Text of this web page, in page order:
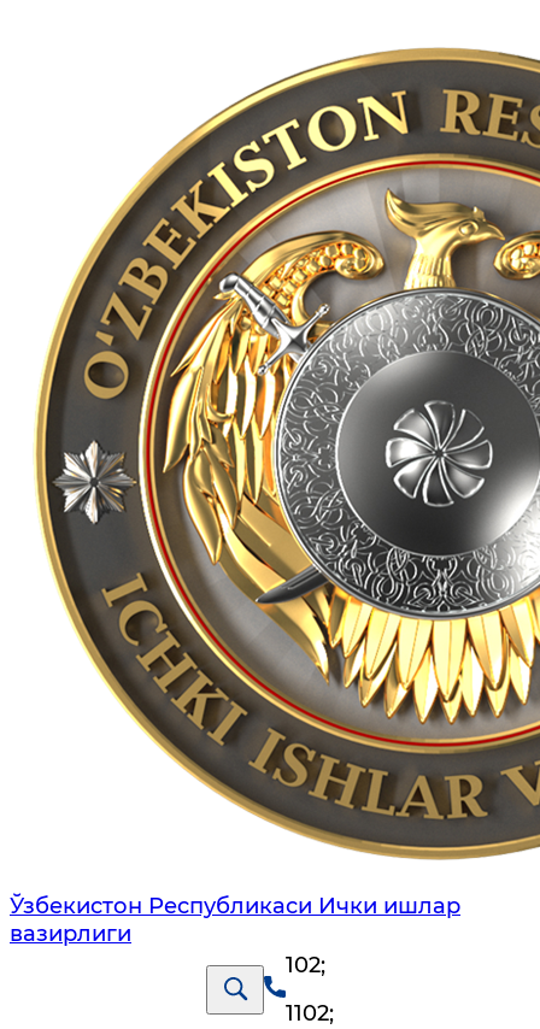
Ўзбекистон Республикаси Ички ишлар
вазирлиги
102;
1102;